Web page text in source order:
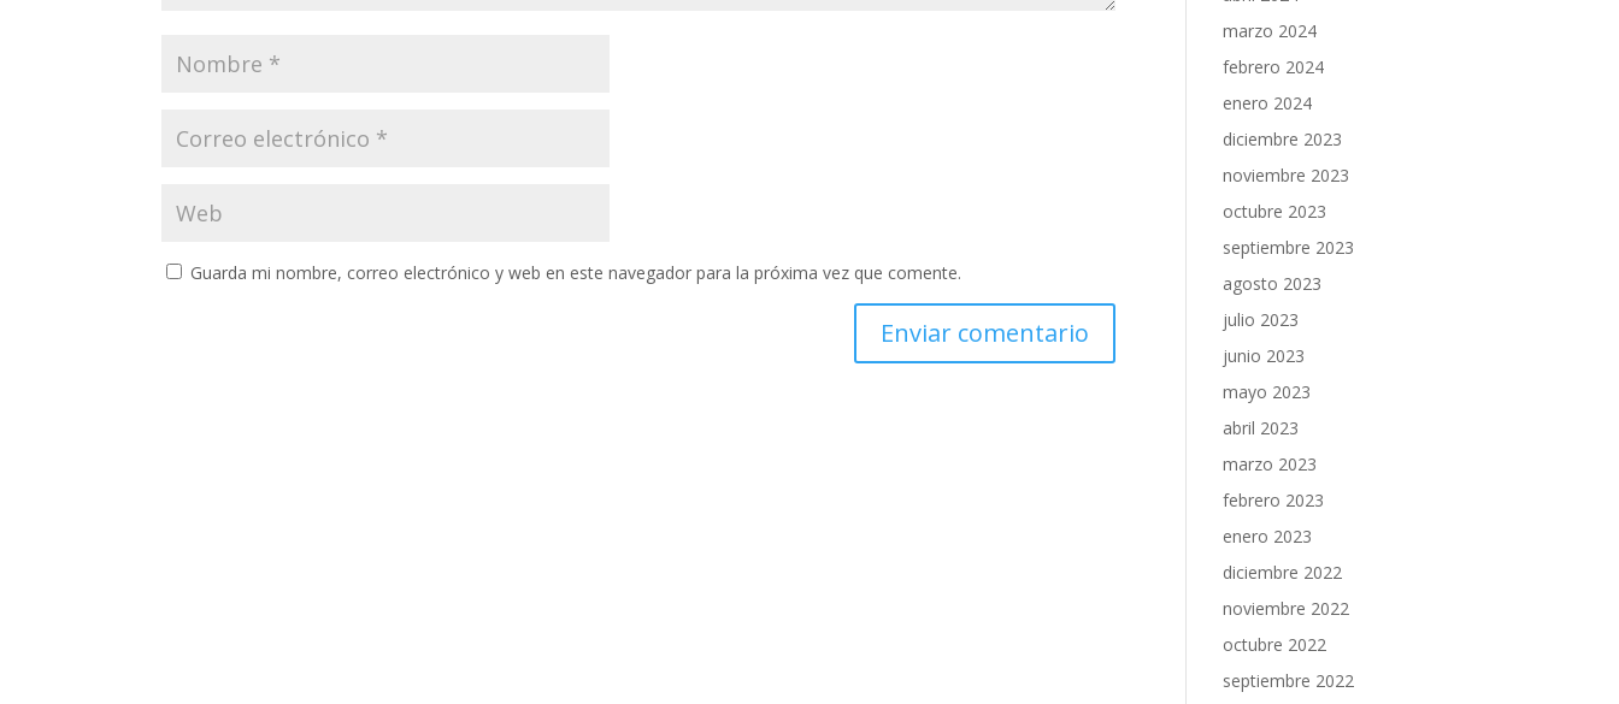
Guarda mi nombre, correo electrónico y web en este navegador para la próxima vez que comente.
marzo 2024
febrero 2024
enero 2024
diciembre 2023
noviembre 2023
octubre 2023
septiembre 2023
agosto 2023
julio 2023
junio 2023
mayo 2023
abril 2023
marzo 2023
febrero 2023
enero 2023
diciembre 2022
noviembre 2022
octubre 2022
septiembre 2022